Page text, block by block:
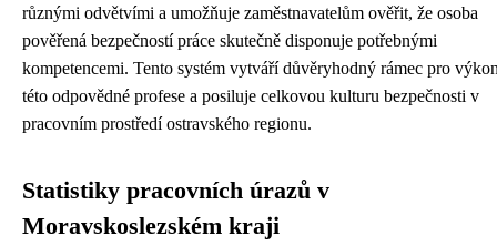
různými odvětvími a umožňuje zaměstnavatelům ověřit, že osoba
pověřená bezpečností práce skutečně disponuje potřebnými
kompetencemi. Tento systém vytváří důvěryhodný rámec pro
této odpovědné profese a posiluje celkovou kulturu bezpečnosti v
pracovním prostředí ostravského regionu.
Statistiky pracovních úrazů v
Moravskoslezském kraji